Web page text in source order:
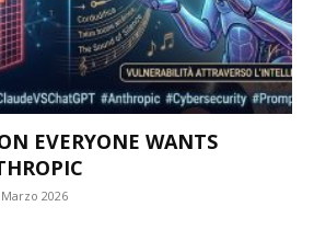
EVERYONE WANTS
2026